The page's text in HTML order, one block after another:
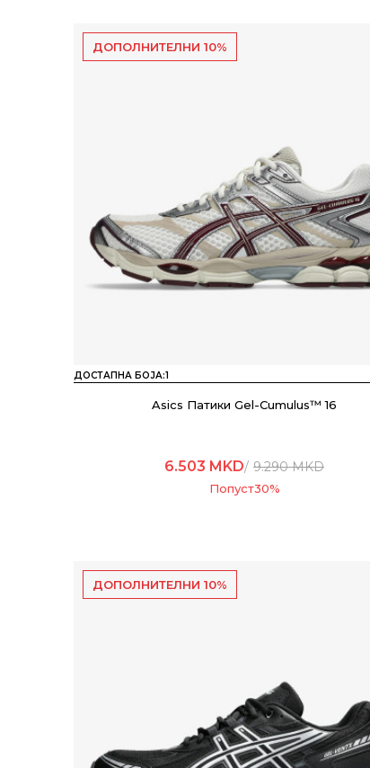
ДОПОЛНИТЕЛНИ 10%
ДОСТАПНА БОЈА:1
Asics Патики Gel-Cumulus™ 16
6.503 MKD 9.290MKD
Попуст30%
ДОПОЛНИТЕЛНИ 10%